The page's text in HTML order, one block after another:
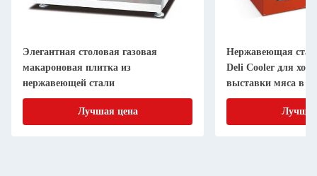
Элегантная столовая газовая
макароновая плитка из
нержавеющей стали
Лучшая цена
Нержавеющая
Deli Cooler для
выставки мяса в